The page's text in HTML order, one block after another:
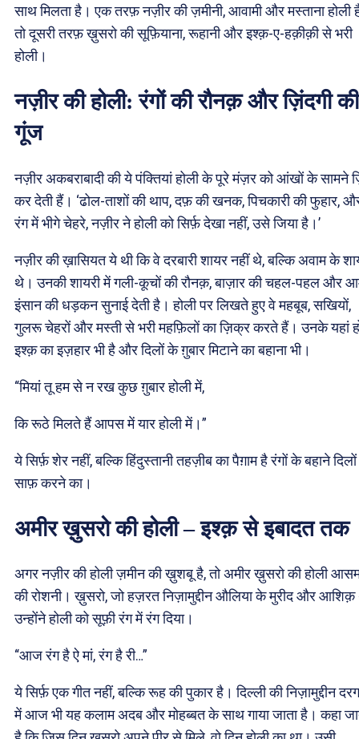
साथ मिलता है। एक तरफ़ नज़ीर की ज़मीनी, आवामी और मस्ताना होली
तो दूसरी तरफ़ ख़ुसरो की सूफ़ियाना, रूहानी और इश्क़-ए-हक़ीक़ी से भरी
होली।
नज़ीर की होली: रंगों की रौनक़ और ज़िंदगी की
गूंज
नज़ीर अकबराबादी की ये पंक्तियां होली के पूरे मंज़र को आंखों के सामने
कर देती हैं। ‘ढोल-ताशों की थाप, दफ़ की खनक, पिचकारी की फुहार,
रंग में भीगे चेहरे, नज़ीर ने होली को सिर्फ़ देखा नहीं, उसे जिया है।’
नज़ीर की ख़ासियत ये थी कि वे दरबारी शायर नहीं थे, बल्कि अवाम के
थे। उनकी शायरी में गली-कूचों की रौनक़, बाज़ार की चहल-पहल और
इंसान की धड़कन सुनाई देती है। होली पर लिखते हुए वे महबूब, सखियों,
गुलरू चेहरों और मस्ती से भरी महफ़िलों का ज़िक्र करते हैं। उनके यहां
इश्क़ का इज़हार भी है और दिलों के ग़ुबार मिटाने का बहाना भी।
“मियां तू हम से न रख कुछ ग़ुबार होली में,
कि रूठे मिलते हैं आपस में यार होली में।”
ये सिर्फ़ शेर नहीं, बल्कि हिंदुस्तानी तहज़ीब का पैग़ाम है रंगों के बहाने
साफ़ करने का।
अमीर ख़ुसरो की होली – इश्क़ से इबादत तक
अगर नज़ीर की होली ज़मीन की ख़ुशबू है, तो अमीर ख़ुसरो की होली
की रोशनी। ख़ुसरो, जो हज़रत निज़ामुद्दीन औलिया के मुरीद और
उन्होंने होली को सूफ़ी रंग में रंग दिया।
“आज रंग है ऐ मां, रंग है री…”
ये सिर्फ़ एक गीत नहीं, बल्कि रूह की पुकार है। दिल्ली की निज़ामुद्दीन
में आज भी यह कलाम अदब और मोहब्बत के साथ गाया जाता है। कहा